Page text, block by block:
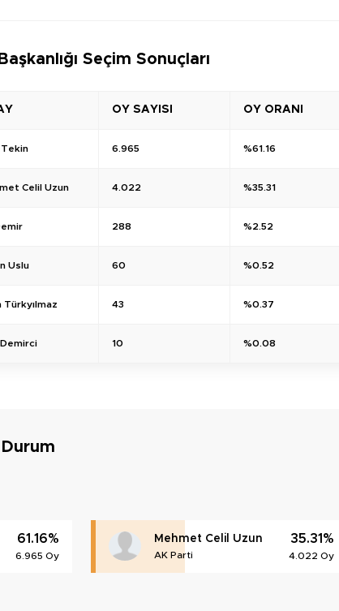
Seçim Sonuçları
OY SAYISI OY ORANI
Tekin 6.965 %61.16
Celil Uzun 4.022 %35.31
288 %2.52
Uslu 60 %0.52
Türkyılmaz 43 %0.37
10 %0.08
61.16%
6.965 Oy
Mehmet Celil Uzun
AK Parti
35.31%
4.022 Oy